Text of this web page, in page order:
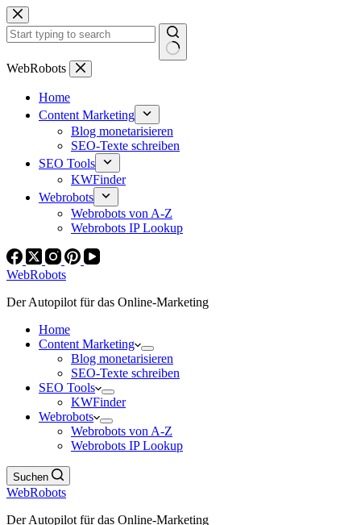
Zum
Inhalt
springen
Keine
WebRobots
Home
Content Marketing
Blog monetarisieren
SEO-Texte schreiben
SEO Tools
KWFinder
Webrobots
Webrobots von A-Z
Webrobots IP Lookup
WebRobots
Der Autopilot für das Online-Marketing
Home
Content Marketing
Blog monetarisieren
SEO-Texte schreiben
SEO Tools
KWFinder
Webrobots
Webrobots von A-Z
Webrobots IP Lookup
Suchen
WebRobots
Der Autopilot für das Online-Marketing